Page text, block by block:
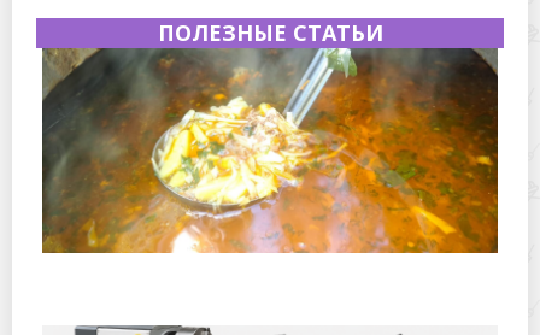
ПОЛЕЗНЫЕ СТАТЬИ